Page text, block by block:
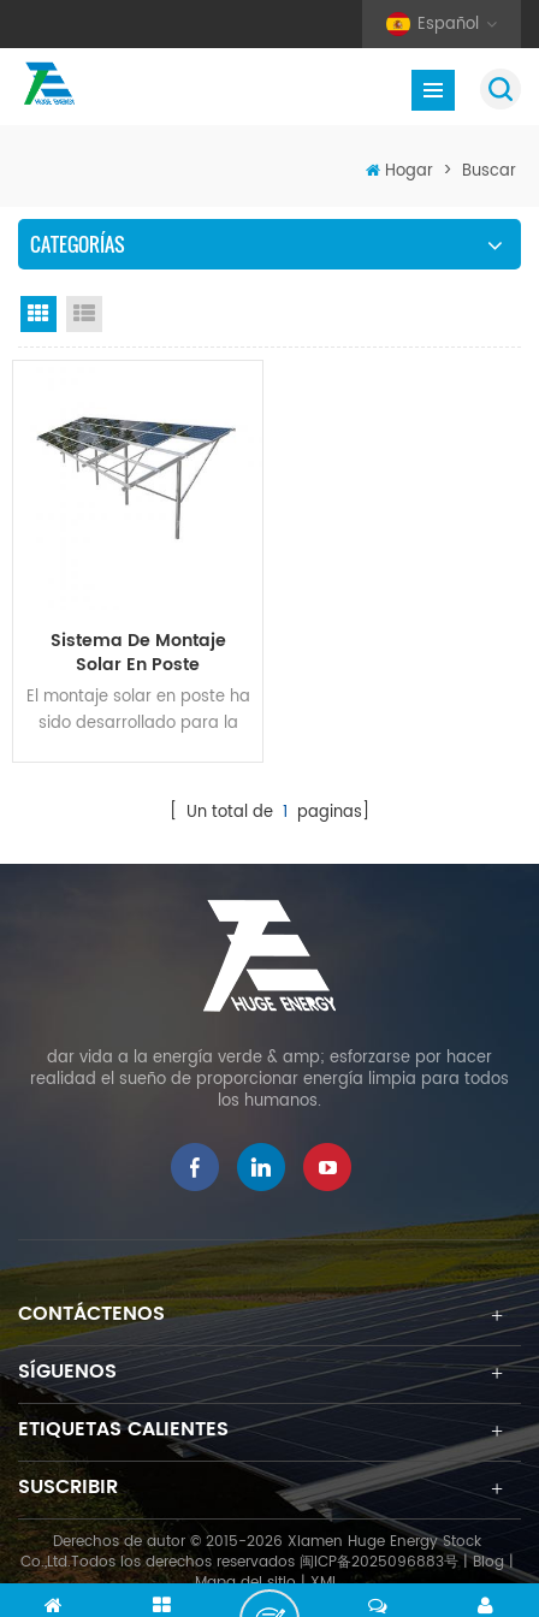
Español
Hogar > Buscar
CATEGORÍAS
Vista en cuadrícula
Sistema De Montaje
Solar En Poste
El montaje solar en poste ha
sido desarrollado para la
[ Un total de 1 paginas]
dar vida a la energía verde & amp; esforzarse por hacer
realidad el sueño de proporcionar energía limpia para todos
los humanos.
CONTÁCTENOS
SÍGUENOS
ETIQUETAS CALIENTES
SUSCRIBIR
Derechos de autor © 2015-2026 Xiamen Huge Energy Stock
Co.,Ltd.Todos los derechos reservados 闽ICP备2025096883号|Blog|
Mapa del sitio|XML